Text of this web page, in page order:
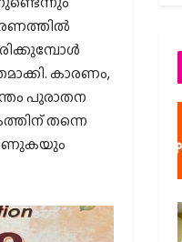
കാരണം,
പുരാതന
തന്നെ
കാണുകയും